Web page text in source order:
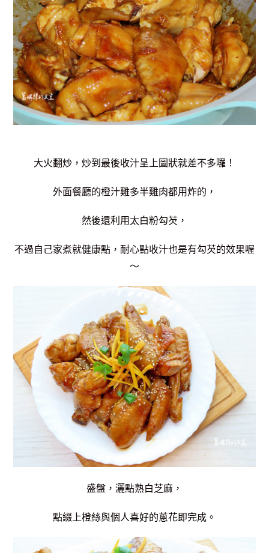
大火翻炒，炒到最後收汁呈上圖狀就差不多囉！
外面餐廳的橙汁雞多半雞肉都用炸的，
然後還利用太白粉勾芡，
不過自己家煮就健康點，耐心點收汁也是有勾芡的效果喔
～
盛盤，灑點熟白芝麻，
點綴上橙絲與個人喜好的蔥花即完成。